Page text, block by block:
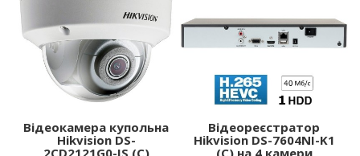
Відеокамера купольна
Hikvision DS-
2CD2121G0-IS (C)
Відеореєстратор
Hikvision DS-7604NI-K1
(C) на 4 камери